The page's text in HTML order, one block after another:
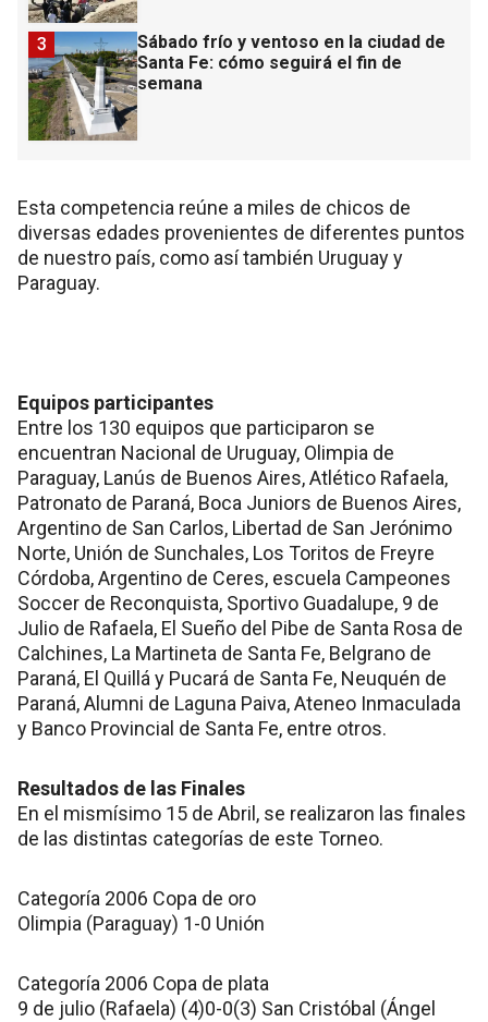
Sábado frío y ventoso en la ciudad de
Santa Fe: cómo seguirá el fin de
semana
3
Esta competencia reúne a miles de chicos de
diversas edades provenientes de diferentes puntos
de nuestro país, como así también Uruguay y
Paraguay.
Equipos participantes
Entre los 130 equipos que participaron se
encuentran Nacional de Uruguay, Olimpia de
Paraguay, Lanús de Buenos Aires, Atlético Rafaela,
Patronato de Paraná, Boca Juniors de Buenos Aires,
Argentino de San Carlos, Libertad de San Jerónimo
Norte, Unión de Sunchales, Los Toritos de Freyre
Córdoba, Argentino de Ceres, escuela Campeones
Soccer de Reconquista, Sportivo Guadalupe, 9 de
Julio de Rafaela, El Sueño del Pibe de Santa Rosa de
Calchines, La Martineta de Santa Fe, Belgrano de
Paraná, El Quillá y Pucará de Santa Fe, Neuquén de
Paraná, Alumni de Laguna Paiva, Ateneo Inmaculada
y Banco Provincial de Santa Fe, entre otros.
Resultados de las Finales
En el mismísimo 15 de Abril, se realizaron las finales
de las distintas categorías de este Torneo.
Categoría 2006 Copa de oro
Olimpia (Paraguay) 1-0 Unión
Categoría 2006 Copa de plata
9 de julio (Rafaela) (4)0-0(3) San Cristóbal (Ángel